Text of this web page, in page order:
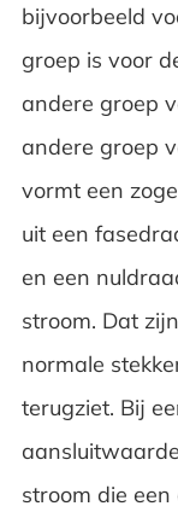
bijvoorbeeld
groep is voor
andere groep
andere groep
vormt een
uit een
en een
stroom. Dat
normale
terugziet. Bij
stroom die